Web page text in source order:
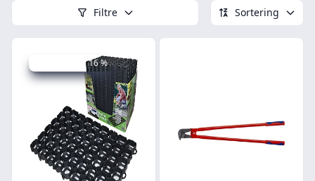
Filtre Sortering
Udsalg - spar 16 %